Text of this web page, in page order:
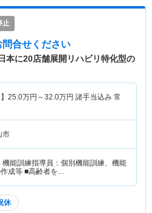
止
合せください
本に20店舗展開リハビリ特化型の
25.0万円～32.0万円 諸手当込み 常
市
機能訓練指導員：個別機能訓練、機能
成等 ■高齢者を…
休